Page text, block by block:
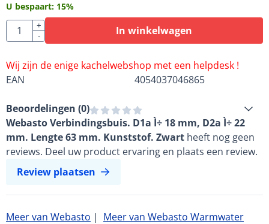
U bespaart: 15%
Aantal
+
-
In winkelwagen
Wij zijn de enige kachelwebshop met een helpdesk !
EAN
4054037046865
Beoordelingen (0)
Webasto Verbindingsbuis. D1a Ì÷ 18 mm, D2a Ì÷ 22
mm. Lengte 63 mm. Kunststof. Zwart heeft nog geen
reviews. Deel uw product ervaring en plaats een review.
Review plaatsen
Meer van Webasto | Meer van Webasto Warmwater